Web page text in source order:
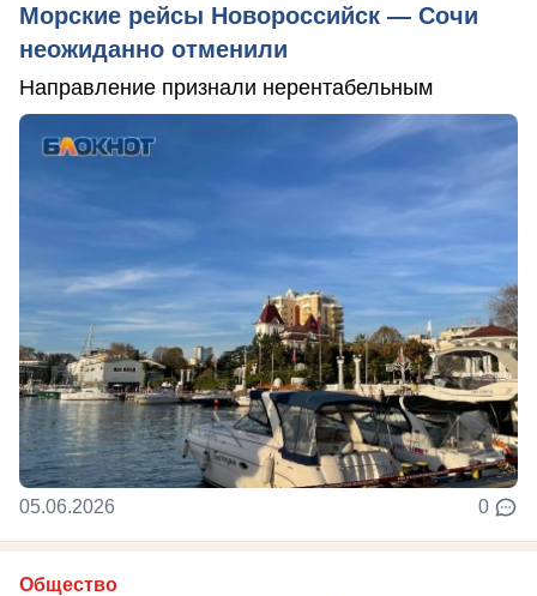
Морские рейсы Новороссийск — Сочи
неожиданно отменили
Направление признали нерентабельным
05.06.2026 0
Общество